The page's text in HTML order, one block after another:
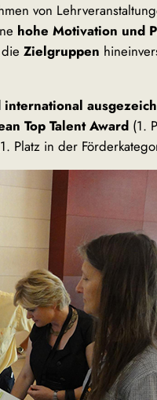
von
hohe Motivation und
Zielgruppen
international
Top Talent Award (1.
Platz in der